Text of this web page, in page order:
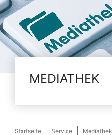
MEDIATHEK
Startseite Service Mediathek